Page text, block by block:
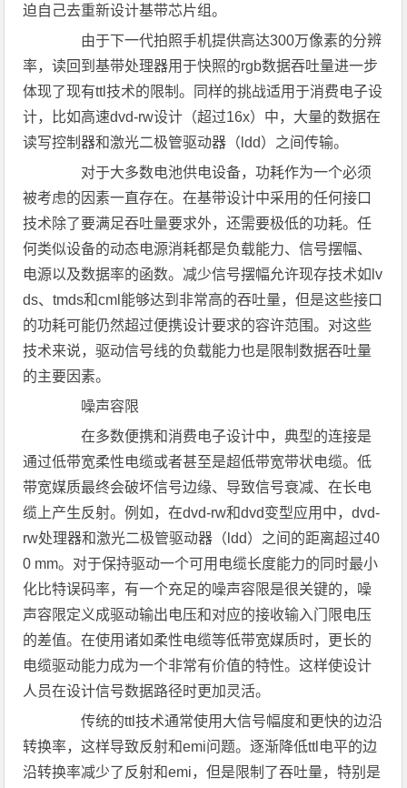
迫自己去重新设计基带芯片组。
由于下一代拍照手机提供高达300万像素的分辨
率，读回到基带处理器用于快照的rgb数据吞吐量进一步
体现了现有ttl技术的限制。同样的挑战适用于消费电子设
计，比如高速dvd-rw设计（超过16x）中，大量的数据在
读写控制器和激光二极管驱动器（ldd）之间传输。
对于大多数电池供电设备，功耗作为一个必须
被考虑的因素一直存在。在基带设计中采用的任何接口
技术除了要满足吞吐量要求外，还需要极低的功耗。任
何类似设备的动态电源消耗都是负载能力、信号摆幅、
电源以及数据率的函数。减少信号摆幅允许现存技术如lv
ds、tmds和cml能够达到非常高的吞吐量，但是这些接口
的功耗可能仍然超过便携设计要求的容许范围。对这些
技术来说，驱动信号线的负载能力也是限制数据吞吐量
的主要因素。
噪声容限
在多数便携和消费电子设计中，典型的连接是
通过低带宽柔性电缆或者甚至是超低带宽带状电缆。低
带宽媒质最终会破坏信号边缘、导致信号衰减、在长电
缆上产生反射。例如，在dvd-rw和dvd变型应用中，dvd-
rw处理器和激光二极管驱动器（ldd）之间的距离超过40
0 mm。对于保持驱动一个可用电缆长度能力的同时最小
化比特误码率，有一个充足的噪声容限是很关键的，噪
声容限定义成驱动输出电压和对应的接收输入门限电压
的差值。在使用诸如柔性电缆等低带宽媒质时，更长的
电缆驱动能力成为一个非常有价值的特性。这样使设计
人员在设计信号数据路径时更加灵活。
传统的ttl技术通常使用大信号幅度和更快的边沿
转换率，这样导致反射和emi问题。逐渐降低ttl电平的边
沿转换率减少了反射和emi，但是限制了吞吐量，特别是